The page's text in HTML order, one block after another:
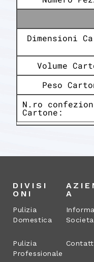
Dimensioni
Volume
Peso
N.ro
Cartone:
DIVISI
ONI
Pulizia
Domestica
Pulizia
Professionale
A